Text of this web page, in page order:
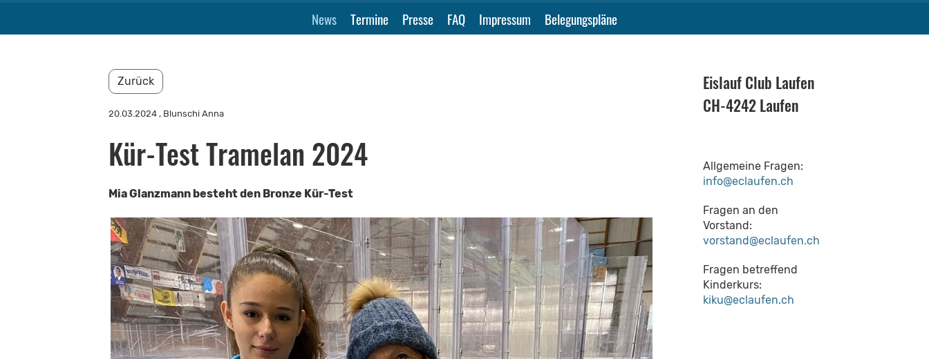
News Termine Presse FAQ Impressum Belegungspläne
Zurück
20.03.2024 , Blunschi Anna
Kür-Test Tramelan 2024
Mia Glanzmann besteht den Bronze Kür-Test
Eislauf Club Laufen
CH-4242 Laufen
Allgemeine Fragen:
info@eclaufen.ch
Fragen an den
Vorstand:
vorstand@eclaufen.ch
Fragen betreffend
Kinderkurs:
kiku@eclaufen.ch